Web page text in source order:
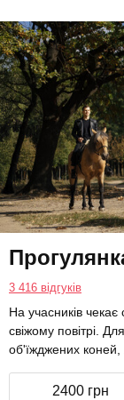
3 416 відгуків
На учасників
свіжому повітрі.
об'їжджених коней,
2400 грн